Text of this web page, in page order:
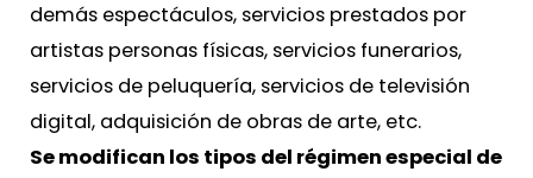
demás espectáculos, servicios prestados por
artistas personas físicas, servicios funerarios,
servicios de peluquería, servicios de televisión
digital, adquisición de obras de arte, etc.
Se modifican los tipos del régimen especial de